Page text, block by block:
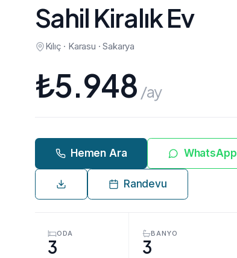
Sahil Kiralık Ev
Kılıç · Karasu · Sakarya
₺5.948 /ay
Hemen Ara WhatsApp
Randevu
ODA
3
BANYO
3